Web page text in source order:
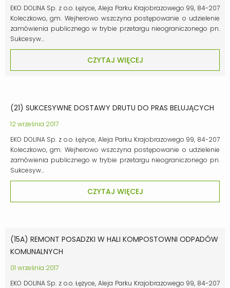
EKO DOLINA Sp. z o.o. Łężyce, Aleja Parku Krajobrazowego 99, 84-207
Koleczkowo, gm. Wejherowo wszczyna postępowanie o udzielenie
zamówienia publicznego w trybie przetargu nieograniczonego pn.
Sukcesyw…
CZYTAJ WIĘCEJ
(21) SUKCESYWNE DOSTAWY DRUTU DO PRAS BELUJĄCYCH
12 września 2017
EKO DOLINA Sp. z o.o. Łężyce, Aleja Parku Krajobrazowego 99, 84-207
Koleczkowo, gm. Wejherowo wszczyna postępowanie o udzielenie
zamówienia publicznego w trybie przetargu nieograniczonego pn.
Sukcesyw…
CZYTAJ WIĘCEJ
(15A) REMONT POSADZKI W HALI KOMPOSTOWNI ODPADÓW
KOMUNALNYCH
01 września 2017
EKO DOLINA Sp. z o.o. Łężyce, Aleja Parku Krajobrazowego 99, 84-207